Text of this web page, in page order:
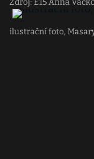
Zdroj: E15 Anna
ilustrační foto,